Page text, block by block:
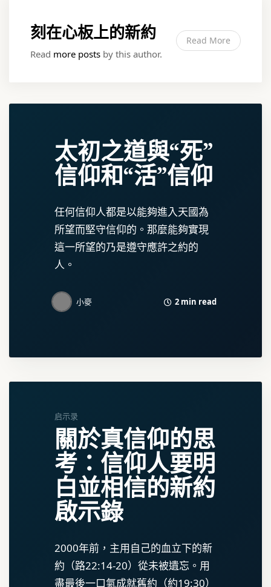
刻在心板上的新約
Read more posts by this author.
Read More
太初之道與“死”
信仰和“活”信仰
任何信仰人都是以能夠進入天國為
所望而堅守信仰的。那麼能夠實現
這一所望的乃是遵守應許之約的
人。
小麥 2 min read
启示录
關於真信仰的思
考：信仰人要明
白並相信的新約
啟示錄
2000年前，主用自己的血立下的新
約（路22:14-20）從未被遺忘。用
盡最後一口氣成就舊約（約19:30）